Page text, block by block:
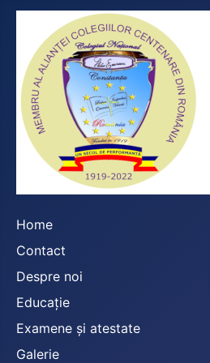
Home
Contact
Despre noi
Educație
Examene și atestate
Galerie